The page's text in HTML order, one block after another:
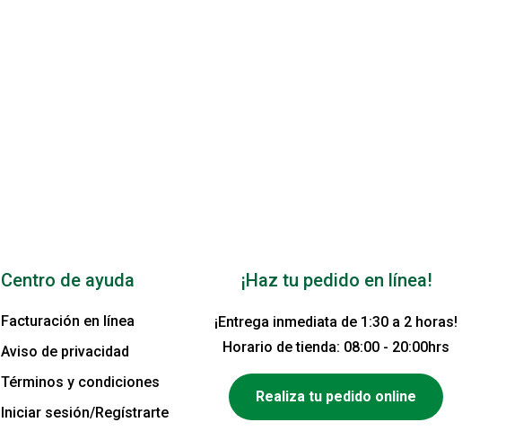
Centro de ayuda
Facturación en línea
Aviso de privacidad
Términos y condiciones
Iniciar sesión/Regístrarte
¡Haz tu pedido en línea!
¡Entrega inmediata de 1:30 a 2 horas!
Horario de tienda: 08:00 - 20:00hrs
Realiza tu pedido online